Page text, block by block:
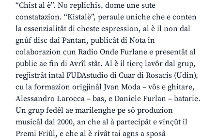
“Chist al è”. No replichis, dome une sute
constatazion. “Kistalè”, peraule uniche che e conten
la essenzialitât di cheste espression, al è il non dal
gnûf disc dai Pantan, publicât di Nota in
colaborazion cun Radio Onde Furlane e presentât al
public ae fin di Avrîl stât. Al è il tierç lavôr dal grup,
regjistrât intal FUDAstudio di Cuar di Rosacis (Udin),
cu la formazion origjinâl Jvan Moda – vôs e ghitare,
Alessandro Larocca – bas, e Daniele Furlan – batarie.
Un grup fedêl ae marilenghe pe sô produzion
musicâl dal 2000, an che al à partecipât e vinçût il
Premi Friûl, e che al è rivât tai agns a sposâ